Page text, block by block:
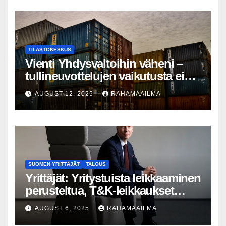
TILASTOKESKUS
Vienti Yhdysvaltoihin väheni –
tullineuvottelujen vaikutusta ei
silti näy
AUGUST 12, 2025 RAHAMAAILMA
SUOMEN YRITTÄJÄT TALOUS
Yrittäjät: Yritystuista leikkaaminen
perusteltua, T&K-leikkaukset
lyhytnäköistä kasvupolitiikkaa
AUGUST 6, 2025 RAHAMAAILMA